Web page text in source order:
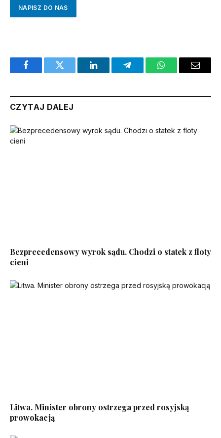
NAPISZ DO NAS
FacebookTwitter LinkedInTelegramWhatsAppEmail
CZYTAJ DALEJ
Bezprecedensowy wyrok sądu. Chodzi o statek z floty
cieni
Litwa. Minister obrony ostrzega przed rosyjską
prowokacją